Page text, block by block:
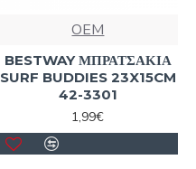
OEM
BESTWAY ΜΠΡΑΤΣΑΚΙΑ
SURF BUDDIES 23X15CM
42-3301
1,99€